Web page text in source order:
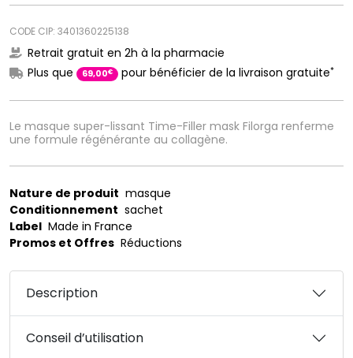
Le masque super-lissant Time-Filler mask Filorga renferme
une formule régénérante au collagène.
CODE CIP: 3401360225138
Retrait gratuit en 2h à la pharmacie
Plus que
69,00€ pour bénéficier de la livraison gratuite*
Nature de produit masque
Conditionnement sachet
Label Made in France
Promos et Offres Réductions
Description
Conseil d’utilisation